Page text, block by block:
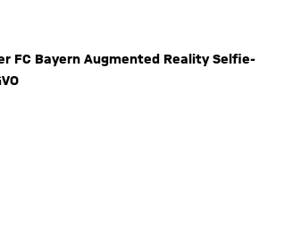
FC Bayern Augmented Reality Selfie-